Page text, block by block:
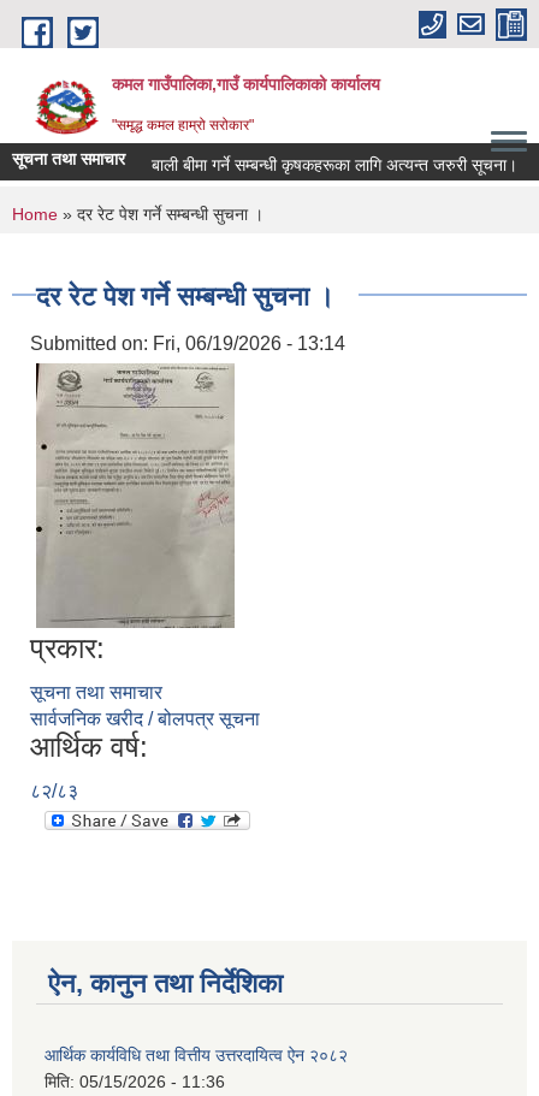
Skip to main content
कमल गाउँपालिका,गाउँ कार्यपालिकाको कार्यालय
"समृद्ध कमल हाम्रो सरोकार"
सूचना तथा समाचार बाली बीमा गर्ने सम्बन्धी कृषकहरूका लागि अत्यन्त जरुरी सूचना।
You are here
Home » दर रेट पेश गर्ने सम्बन्धी सुचना ।
दर रेट पेश गर्ने सम्बन्धी सुचना ।
Submitted on: Fri, 06/19/2026 - 13:14
प्रकार:
सूचना तथा समाचार
सार्वजनिक खरीद / बोलपत्र सूचना
आर्थिक वर्ष:
८२/८३
ऐन, कानुन तथा निर्देशिका
आर्थिक कार्यविधि तथा वित्तीय उत्तरदायित्व ऐन २०८२
मिति: 05/15/2026 - 11:36